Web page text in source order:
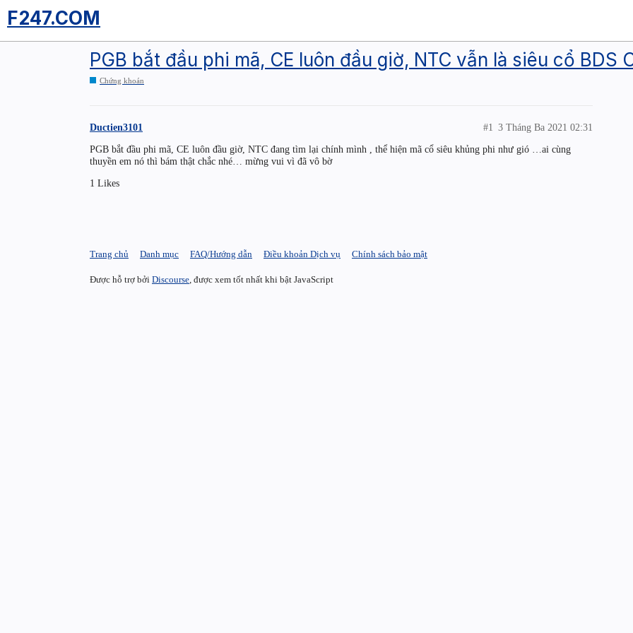
F247.COM
PGB bắt đầu phi mã, CE luôn đầu giờ, NTC vẫn là siêu cổ BDS
Chứng khoán
Ductien3101 3 Tháng Ba 2021 02:31
#1
PGB bắt đầu phi mã, CE luôn đầu giờ, NTC đang tìm lại chính mình , thể hiện mã cổ siêu khủng phi như gió …ai cùng
thuyền em nó thì bám thật chắc nhé… mừng vui vì đã vô bờ
1 Likes
Trang chủ Danh mục FAQ/Hướng dẫn Điều khoản Dịch vụ Chính sách bảo mật
Được hỗ trợ bởi Discourse , được xem tốt nhất khi bật JavaScript